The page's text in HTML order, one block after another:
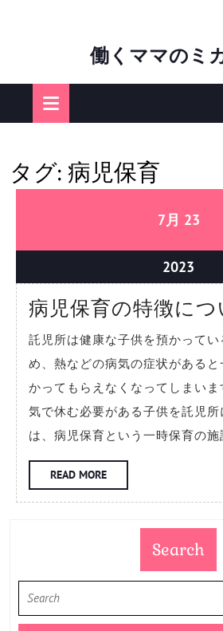
働くママのミ
タグ: 病児保育
7月 07/23/
2307/
2023
病児保育の特徴につ
託児所は健康な子供を預かってい
め、熱などの病気の症状がある
かってもらえなくなってしまい
気で休む必要がある子供を託児
は、病児保育という一時保育の
READ MOREREAD
MORE
Search
for: